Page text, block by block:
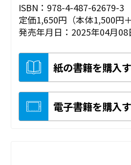
ISBN：978-4-487-62679-3
定価1,650円（本体1,500円
発売年月日：2025年04月08
紙の書籍を購入
電子書籍を購入